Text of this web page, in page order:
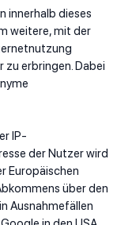
innerhalb dieses
weitere, mit der
zu erbringen. Dabei
IP-
der Nutzer wird
Europäischen
über den
Ausnahmefällen